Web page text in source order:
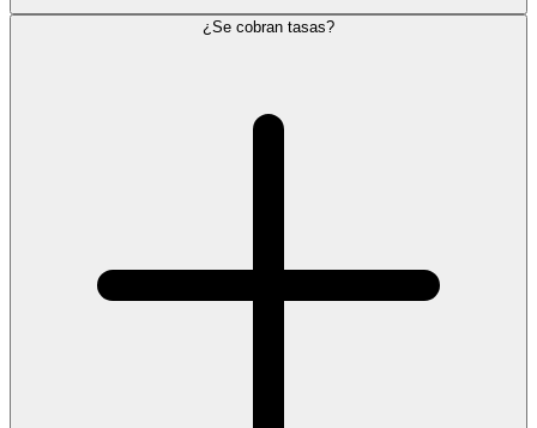
¿Se cobran tasas?